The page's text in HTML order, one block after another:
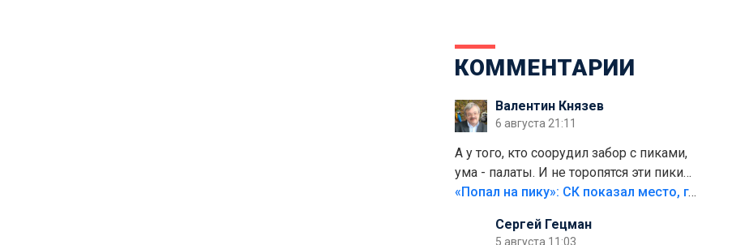
КОММЕНТАРИИ
Валентин Князев
6 августа 21:11
А у того, кто соорудил забор с пиками,
ума - палаты. И не торопятся эти пики
срезать
«Попал на пику»: СК показал место, где был смертельно травмирован ребенок в Тольятти
Сергей Гецман
5 августа 11:03